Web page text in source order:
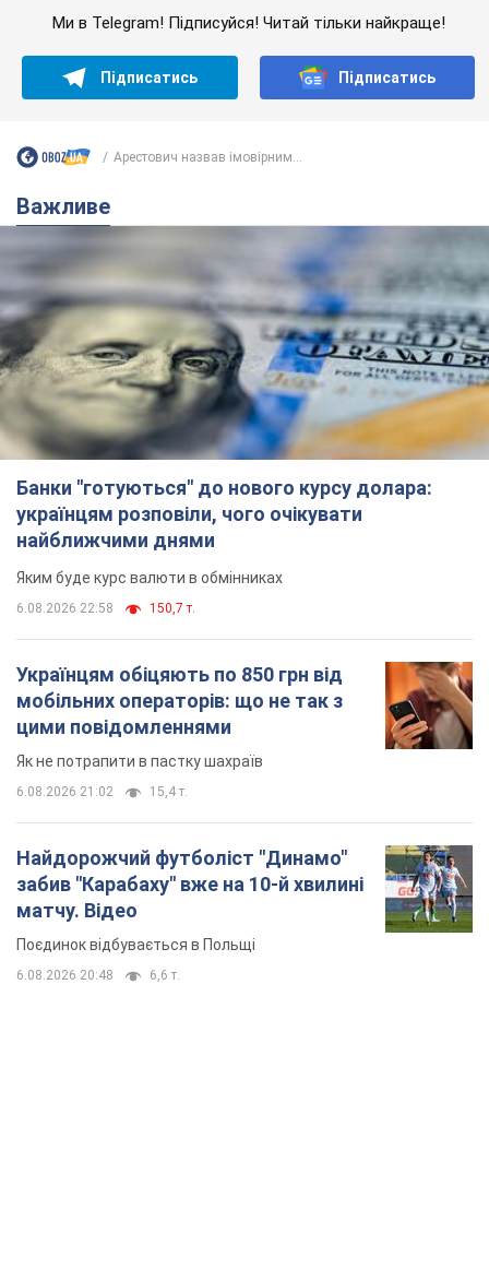
Банки "готуються" до нового курсу долара:
українцям розповіли, чого очікувати
найближчими днями
Яким буде курс валюти в обмінниках
6.08.2026 22:58
Українцям обіцяють по 850 грн від
мобільних операторів: що не так з
цими повідомленнями
Як не потрапити в пастку шахраїв
6.08.2026 21:02 15,4 т.
Найдорожчий футболіст "Динамо"
забив "Карабаху" вже на 10-й хвилині
6.08.2026 20:48